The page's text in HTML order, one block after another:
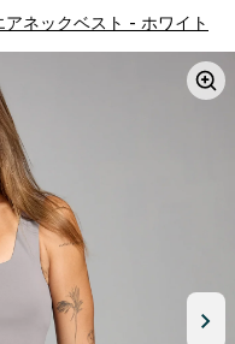
ネックベスト - ホワイト